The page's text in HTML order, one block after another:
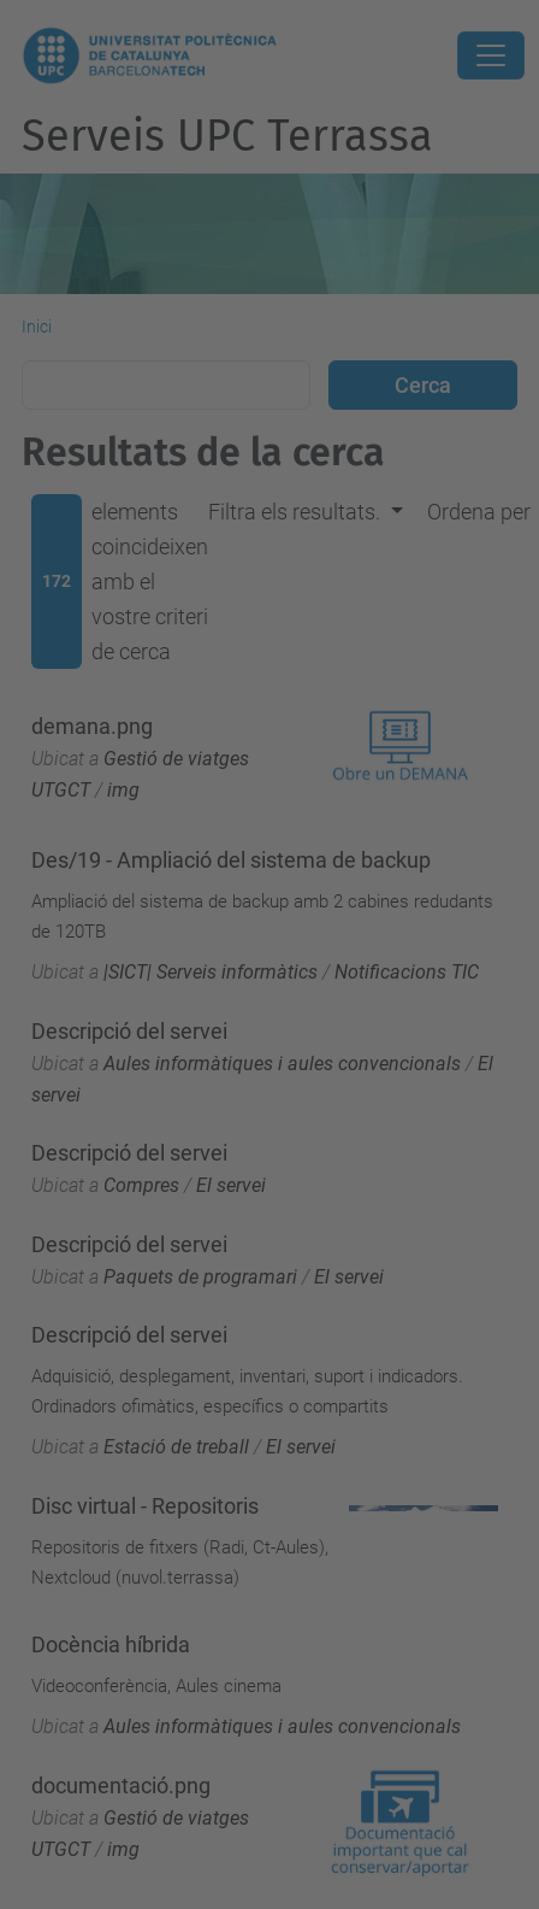
Serveis UPC Terrassa
Inici
Resultats de la cerca
172
elements
coincideixen
amb el
vostre criteri
de cerca
Filtra els resultats. Ordena per
demana.png
Ubicat a Gestió de viatges
UTGCT /img
Des/19 - Ampliació del sistema de backup
Ampliació del sistema de backup amb 2 cabines redudants
de 120TB
Ubicat a |SICT| Serveis informàtics /Notificacions TIC
Descripció del servei
Ubicat a Aules informàtiques i aules convencionals /El
servei
Descripció del servei
Ubicat a Compres /El servei
Descripció del servei
Ubicat a Paquets de programari /El servei
Descripció del servei
Adquisició, desplegament, inventari, suport i indicadors.
Ordinadors ofimàtics, específics o compartits
Ubicat a Estació de treball /El servei
Disc virtual - Repositoris
Repositoris de fitxers (Radi, Ct-Aules),
Nextcloud (nuvol.terrassa)
Docència híbrida
Videoconferència, Aules cinema
Ubicat a Aules informàtiques i aules convencionals
documentació.png
Ubicat a Gestió de viatges
UTGCT /img